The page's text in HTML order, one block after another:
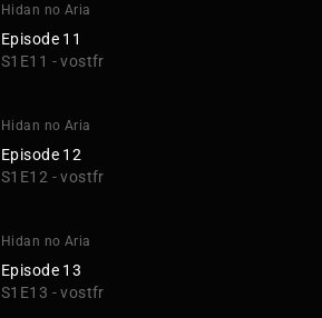
Hidan no Aria
Episode 11
S1E11 - vostfr
Hidan no Aria
Episode 12
S1E12 - vostfr
Hidan no Aria
Episode 13
S1E13 - vostfr